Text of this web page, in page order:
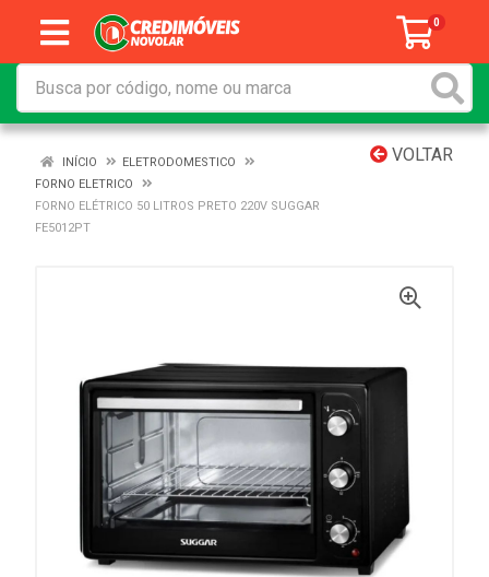
0
VOLTAR
INÍCIO
ELETRODOMESTICO
FORNO ELETRICO
FORNO ELÉTRICO 50 LITROS PRETO 220V SUGGAR
FE5012PT